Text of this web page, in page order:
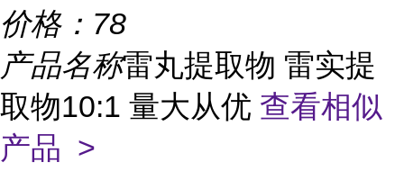
价格： 78
产品名称雷丸提取物 雷实提
取物10:1 量大从优 查看相似
产品 >